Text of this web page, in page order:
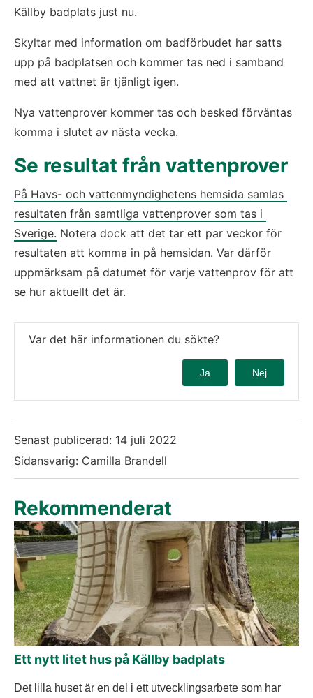
Källby badplats just nu.
Skyltar med information om badförbudet har satts
upp på badplatsen och kommer tas ned i samband
med att vattnet är tjänligt igen.
Nya vattenprover kommer tas och besked förväntas
komma i slutet av nästa vecka.
Se resultat från vattenprover
På Havs- och vattenmyndighetens hemsida samlas
resultaten från samtliga vattenprover som tas i
Sverige. Notera dock att det tar ett par veckor för
resultaten att komma in på hemsidan. Var därför
uppmärksam på datumet för varje vattenprov för att
se hur aktuellt det är.
Var det här informationen du sökte?
Ja Nej
Senast publicerad: 14 juli 2022
Sidansvarig: Camilla Brandell
Rekommenderat
Ett nytt litet hus på Källby badplats
Det lilla huset är en del i ett utvecklingsarbete som har